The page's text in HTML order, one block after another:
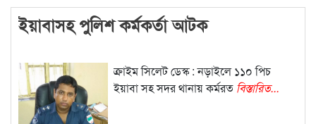
ইয়াবাসহ পুলিশ কর্মকর্তা আটক
ক্রাইম সিলেট ডেস্ক : নড়াইলে ১১০ পিচ
ইয়াবা সহ সদর থানায় কর্মরত বিস্তারিত...